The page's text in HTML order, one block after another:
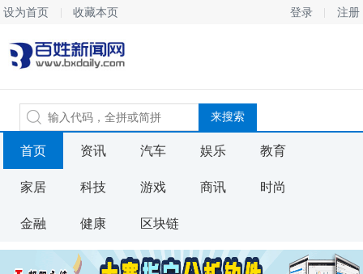
设为首页 收藏本页 登录 注册
首页 资讯 汽车 娱乐 教育
家居 科技 游戏 商讯 时尚
金融 健康 区块链